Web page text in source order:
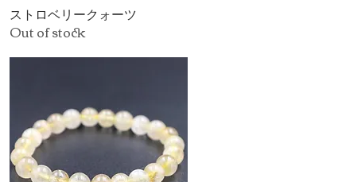
Quick View
ストロベリークォーツ
Out of stock